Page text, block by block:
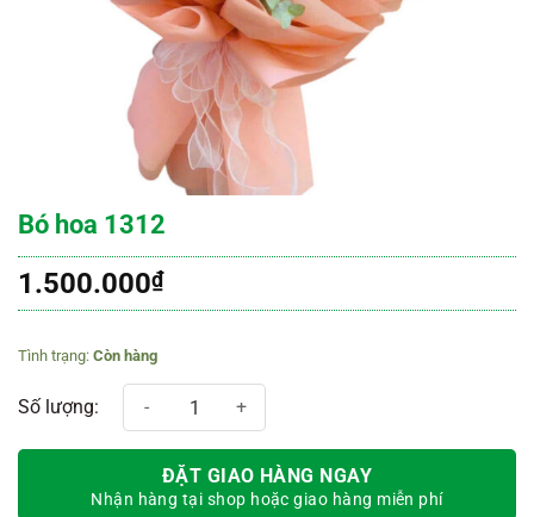
Bó hoa 1312
1.500.000₫
Còn hàng
Bó hoa 1312 số lượng
ĐẶT GIAO HÀNG NGAY
Nhận hàng tại shop hoặc giao hàng miễn phí